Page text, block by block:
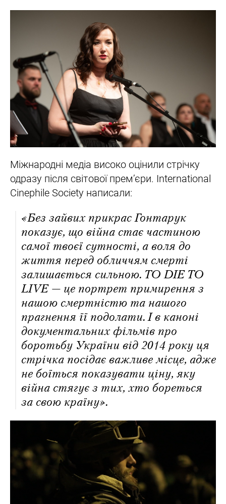
Міжнародні медіа високо оцінили стрічку
одразу після світової премʼєри. International
Cinephile Society написали:
«Без зайвих прикрас Гонтарук
показує, що війна стає частиною
самої твоєї сутності, а воля до
життя перед обличчям смерті
залишається сильною. TO DIE TO
LIVE — це портрет примирення з
нашою смертністю та нашого
прагнення її подолати. І в каноні
документальних фільмів про
боротьбу України від 2014 року ця
стрічка посідає важливе місце, адже
не боїться показувати ціну, яку
війна стягує з тих, хто бореться
за свою країну».